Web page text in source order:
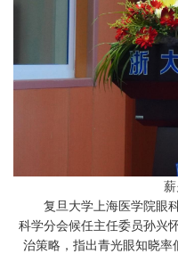
薪火
复旦大学上海医学院眼科
科学分会候任主任委员孙兴
治策略，指出青光眼知晓率